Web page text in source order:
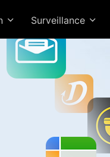
Surveillance